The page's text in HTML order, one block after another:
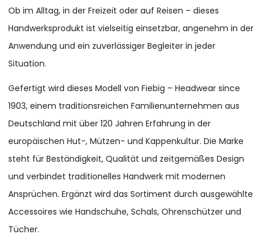
Ob im Alltag, in der Freizeit oder auf Reisen – dieses
Handwerksprodukt ist vielseitig einsetzbar, angenehm in der
Anwendung und ein zuverlässiger Begleiter in jeder
Situation.
Gefertigt wird dieses Modell von Fiebig – Headwear since
1903, einem traditionsreichen Familienunternehmen aus
Deutschland mit über 120 Jahren Erfahrung in der
europäischen Hut-, Mützen- und Kappenkultur. Die Marke
steht für Beständigkeit, Qualität und zeitgemäßes Design
und verbindet traditionelles Handwerk mit modernen
Ansprüchen. Ergänzt wird das Sortiment durch ausgewählte
Accessoires wie Handschuhe, Schals, Ohrenschützer und
Tücher.